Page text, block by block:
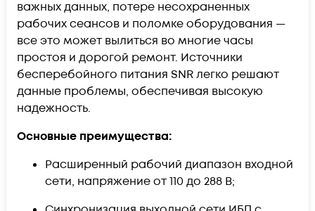
важных данных, потере несохраненных
рабочих сеансов и поломке оборудования —
все это может вылиться во многие часы
простоя и дорогой ремонт. Источники
бесперебойного питания SNR легко решают
данные проблемы, обеспечивая высокую
надежность.
Основные преимущества:
Расширенный рабочий диапазон входной
сети, напряжение от 110 до 288 В;